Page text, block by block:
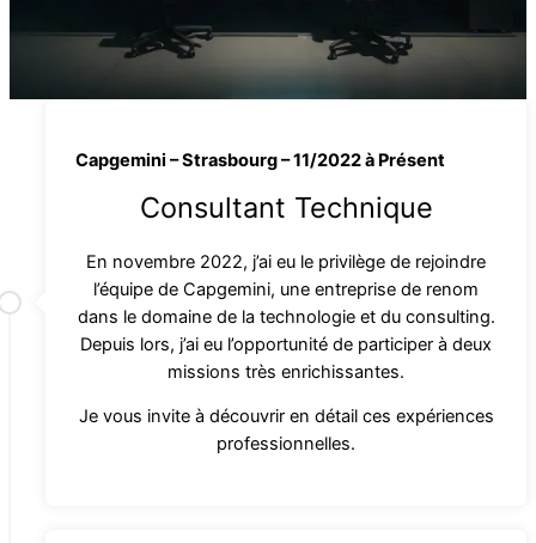
Capgemini – Strasbourg – 11/2022 à Présent
Consultant Technique
En novembre 2022, j’ai eu le privilège de rejoindre
l’équipe de Capgemini, une entreprise de renom
dans le domaine de la technologie et du consulting.
Depuis lors, j’ai eu l’opportunité de participer à deux
missions très enrichissantes.
Je vous invite à découvrir en détail ces expériences
professionnelles.